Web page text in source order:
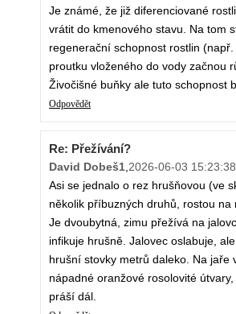
Je známé, že již diferenciované
vrátit do kmenového stavu. Na tom
regenerační schopnost rostlin
proutku vloženého do vody začnou
Živočišné buňky ale tuto schopnost
Odpovědět
Re: Přežívání?
David Dobeš1 2026-06-03 15:23:38
Asi se jednalo o rez hrušňovou (ve
několik příbuzných druhů, rostou na
Je dvoubytná, zimu přežívá na
infikuje hrušně. Jalovec oslabuje,
hrušní stovky metrů daleko. Na jaře
nápadné oranžové rosolovité
práší dál.